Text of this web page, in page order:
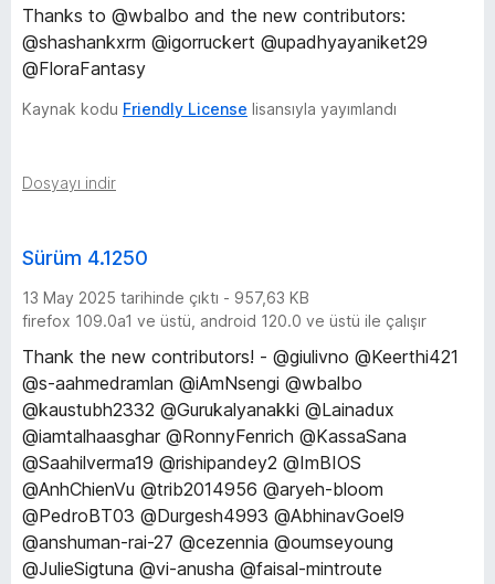
Thanks to @wbalbo and the new contributors:
@shashankxrm @igorruckert @upadhyayaniket29
@FloraFantasy
Kaynak kodu Friendly License lisansıyla yayımlandı
Dosyayı indir
Sürüm 4.1250
13 May 2025 tarihinde çıktı - 957,63 KB
firefox 109.0a1 ve üstü, android 120.0 ve üstü ile çalışır
Thank the new contributors! - @giulivno @Keerthi421
@s-aahmedramlan @iAmNsengi @wbalbo
@kaustubh2332 @Gurukalyanakki @Lainadux
@iamtalhaasghar @RonnyFenrich @KassaSana
@Saahilverma19 @rishipandey2 @ImBIOS
@AnhChienVu @trib2014956 @aryeh-bloom
@PedroBT03 @Durgesh4993 @AbhinavGoel9
@anshuman-rai-27 @cezennia @oumseyoung
@JulieSigtuna @vi-anusha @faisal-mintroute